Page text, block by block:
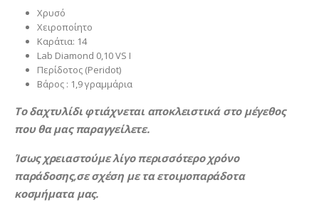
Χρυσό
Χειροποίητο
Καράτια: 14
Lab Diamond 0,10 VS I
Περίδοτος (Peridot)
Βάρος : 1,9 γραμμάρια
Το δαχτυλίδι φτιάχνεται αποκλειστικά στο μέγεθος
που θα μας παραγγείλετε.
Ίσως χρειαστούμε λίγο περισσότερο χρόνο
παράδοσης,σε σχέση με τα ετοιμοπαράδοτα
κοσμήματα μας.